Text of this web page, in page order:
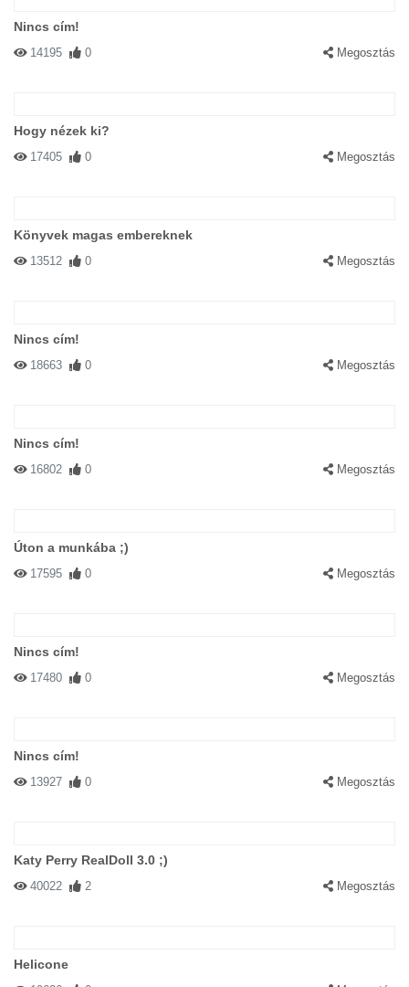
Nincs cím!
14195 0 Megosztás
Hogy nézek ki?
17405 0 Megosztás
Könyvek magas embereknek
13512 0 Megosztás
Nincs cím!
18663 0 Megosztás
Nincs cím!
16802 0 Megosztás
Úton a munkába ;)
17595 0 Megosztás
Nincs cím!
17480 0 Megosztás
Nincs cím!
13927 0 Megosztás
Katy Perry RealDoll 3.0 ;)
40022 2 Megosztás
Helicone